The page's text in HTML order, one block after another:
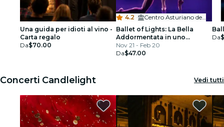
Una guida per idioti al vino -
Carta regalo
Da$70.00
4.2 ·
Centro Asturiano de Tampa
Ballet of Lights: La Bella
Addormentata in uno
spettacolo scintillante
Nov 21 - Feb 20
Da$47.00
Da
Concerti Candlelight Vedi tutti